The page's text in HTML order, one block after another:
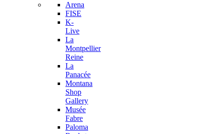
Arena
FISE
K-
Live
La
Montpellier
Reine
La
Panacée
Montana
Shop
Gallery
Musée
Fabre
Paloma